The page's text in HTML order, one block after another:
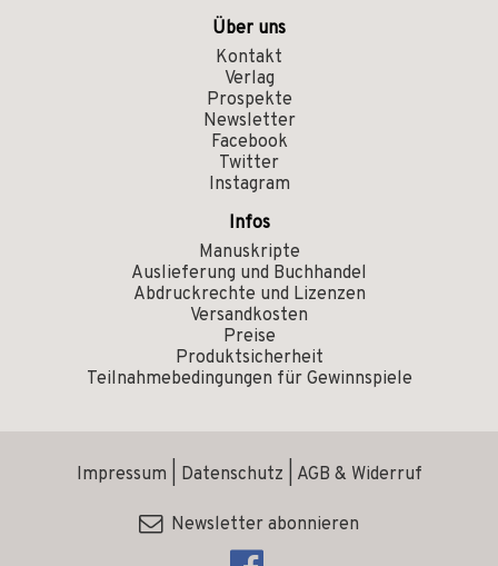
Über uns
Kontakt
Verlag
Prospekte
Newsletter
Facebook
Twitter
Instagram
Infos
Manuskripte
Auslieferung und Buchhandel
Abdruckrechte und Lizenzen
Versandkosten
Preise
Produktsicherheit
Teilnahmebedingungen für Gewinnspiele
Impressum Datenschutz AGB & Widerruf
Newsletter abonnieren